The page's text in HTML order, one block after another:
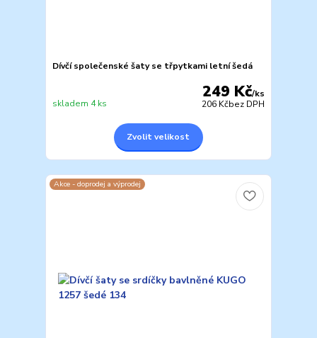
Dívčí společenské šaty se třpytkami letní šedá
249 Kč/ks
206 Kčbez DPH
skladem 4 ks
Zvolit velikost
Akce - doprodej a výprodej